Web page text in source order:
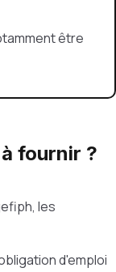
être
fournir ?
les
d'emploi